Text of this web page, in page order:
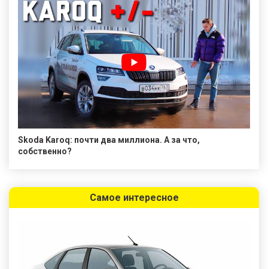
Skoda Karoq: почти два миллиона. А за что,
собственно?
Самое интересное